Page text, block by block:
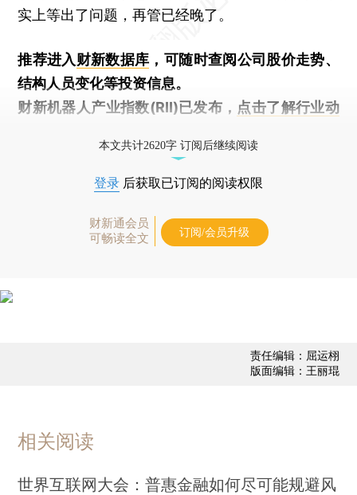
实上等出了问题，再管已经晚了。
推荐进入财新数据库 ，可随时查阅公司股价走势、
结构人员变化等投资信息。
财新机器人产业指数(RII)已发布， 点击了解行业动
本文共计2620字 订阅后继续阅读
登录 后获取已订阅的阅读权限
财新通会员
可畅读全文
订阅/会员升级
责任编辑：屈运栩
版面编辑：王丽琨
相关阅读
世界互联网大会：普惠金融如何尽可能规避风